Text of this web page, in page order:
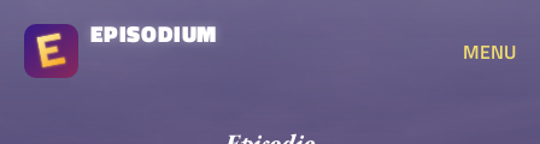
EPISODIUM
MENU